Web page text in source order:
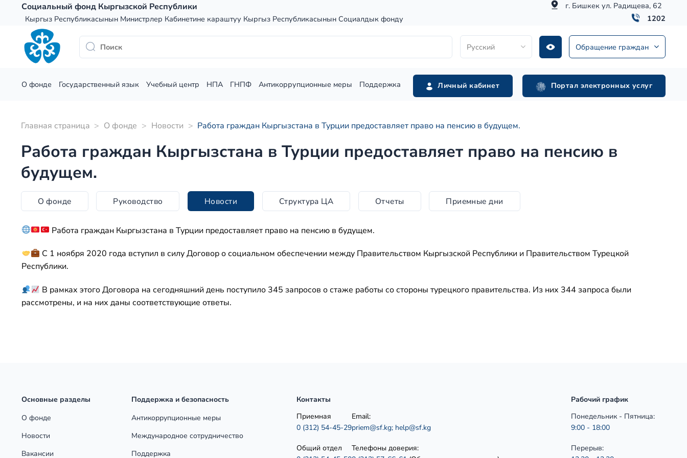
Социальный фонд Кыргызской Республики
Кыргыз Республикасынын Министрлер Кабинетине караштуу Кыргыз Республикасынын Социалдык фонду
г. Бишкек ул. Радищева, 62
1202
Русский Обращение граждан
О фонде Государственный язык Учебный центр НПА ГНПФ Антикоррупционные меры Поддержка Личный кабинет Портал электронных услуг
Главная страница > О фонде > Новости > Работа граждан Кыргызстана в Турции предоставляет право на пенсию в будущем.
Работа граждан Кыргызстана в Турции предоставляет право на пенсию в
будущем.
О фонде Руководство Новости Структура ЦА Отчеты Приемные дни
Работа граждан Кыргызстана в Турции предоставляет право на пенсию в будущем.
С 1 ноября 2020 года вступил в силу Договор о социальном обеспечении между Правительством Кыргызской Республики и Правительством Турецкой
Республики.
В рамках этого Договора на сегодняшний день поступило 345 запросов о стаже работы со стороны турецкого правительства. Из них 344 запроса были
рассмотрены, и на них даны соответствующие ответы.
Основные разделы
О фонде
Новости
Вакансии
Поддержка и безопасность
Антикоррупционные меры
Международное сотрудничество
Поддержка
Контакты
Приемная
0 (312) 54-45-29
Общий отдел
Email:
priem@sf.kg; help@sf.kg
Телефоны доверия:
Рабочий график
Понедельник - Пятница:
9:00 - 18:00
Перерыв: